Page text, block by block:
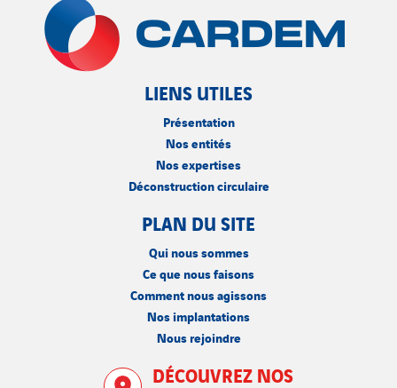
LIENS UTILES
Présentation
Nos entités
Nos expertises
Déconstruction circulaire
PLAN DU SITE
Qui nous sommes
Ce que nous faisons
Comment nous agissons
Nos implantations
Nous rejoindre
DÉCOUVREZ NOS